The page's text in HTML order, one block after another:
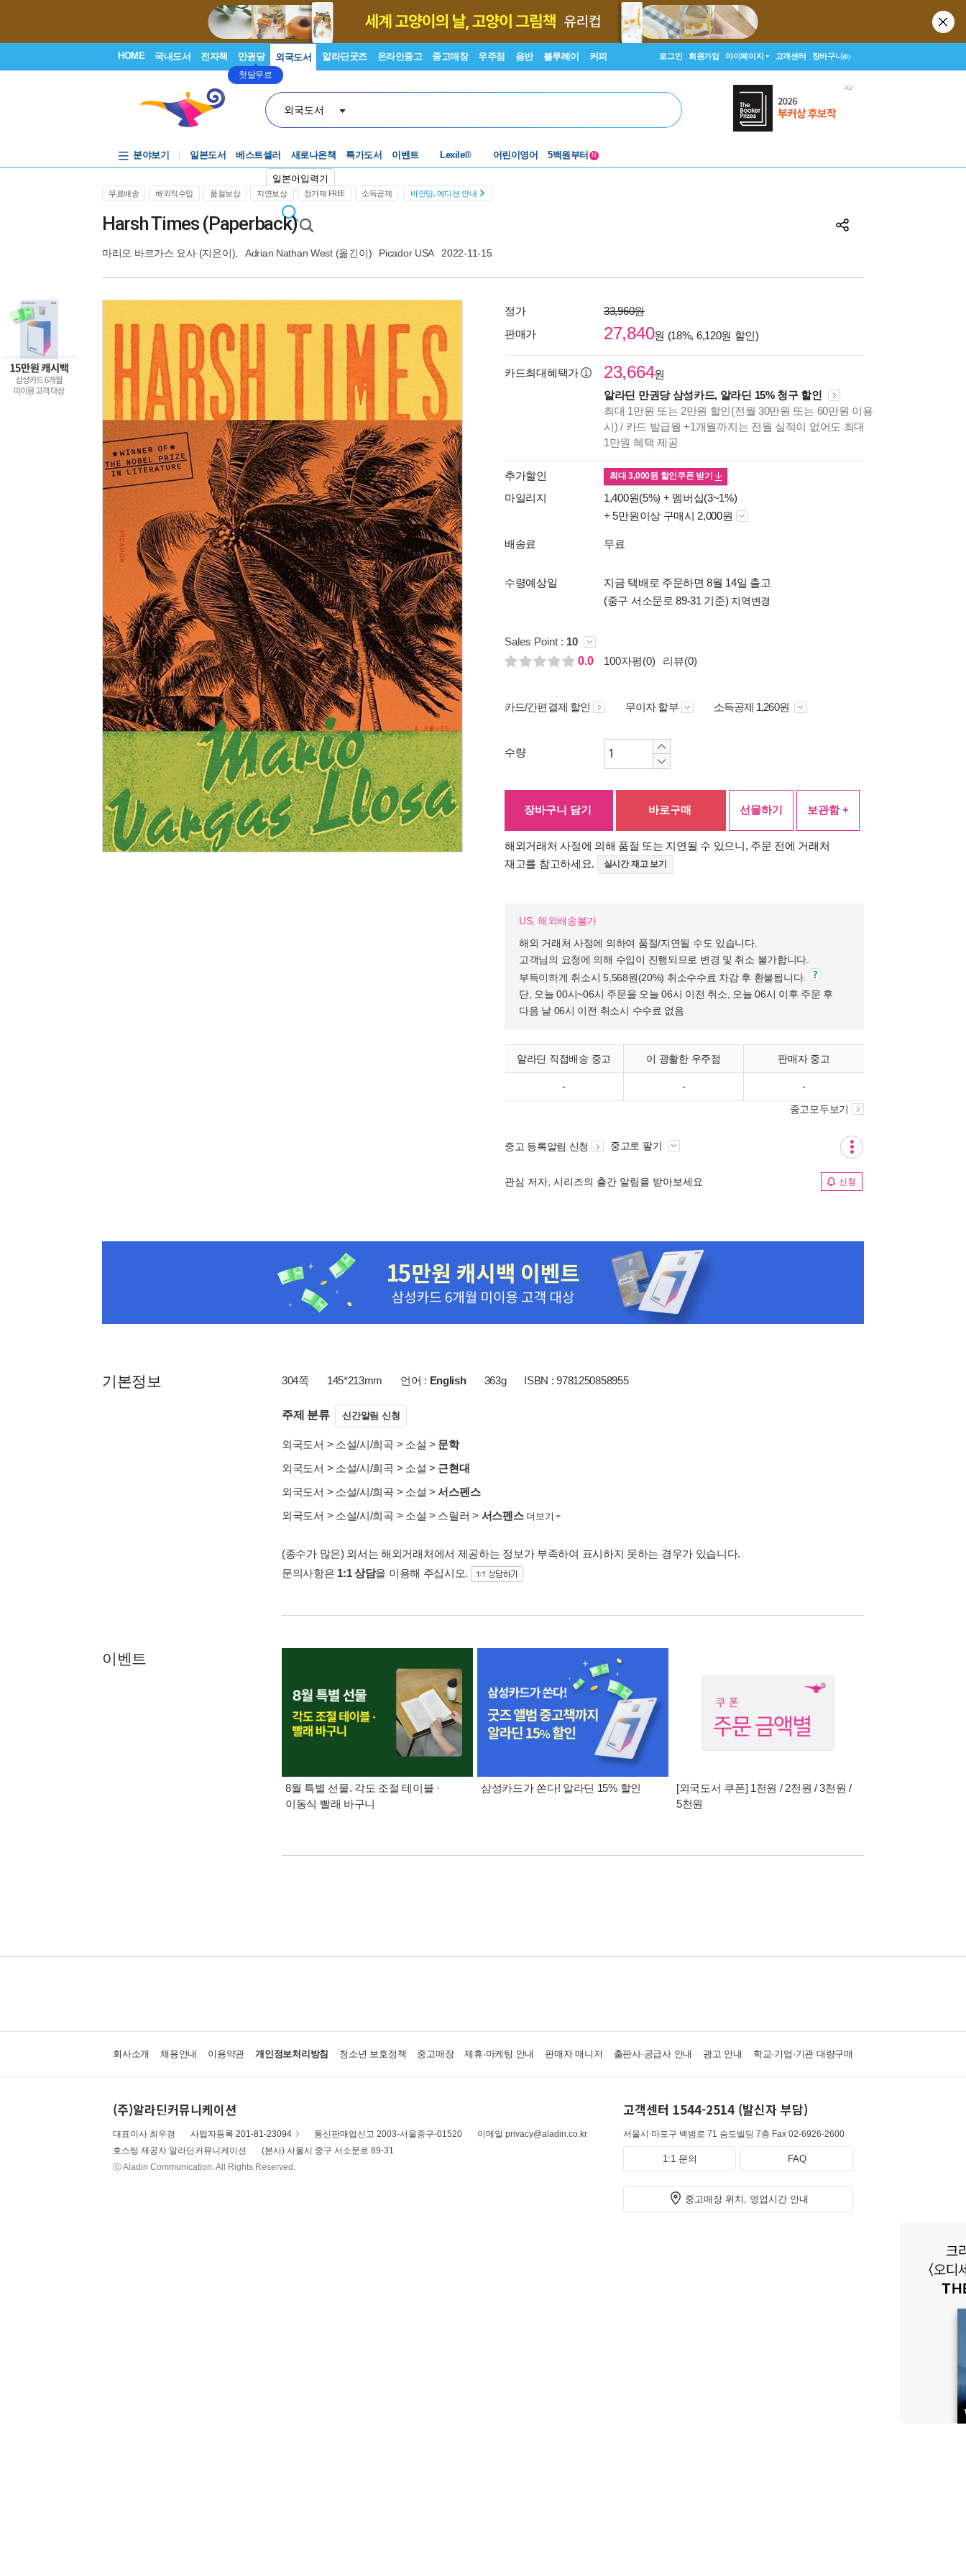
HOME 국내도서 전자책 만권당
첫달무료
외국도서 알라딘굿즈 온라인중고 중고매장 우주점 음반 블루레이 커피 로그인 회원가입 마이페이지 고객센터 장바구니(0)
외국도서
일본어입력기
분야보기 일본도서 베스트셀러 새로나온책 특가도서 이벤트
Lexile®
어린이영어
5백원부터
N
무료배송 해외직수입 품절보상 지연보상 정가제 FREE 소득공제 바인딩, 에디션 안내
Harsh Times (Paperback)
마리오 바르가스 요사(지은이), Adrian Nathan West(옮긴이) Picador USA 2022-11-15
정가
33,960원
판매가
27,840원 (18%, 6,120원 할인)
카드최대혜택가 23,664원
알라딘 만권당 삼성카드, 알라딘 15% 청구 할인
최대 1만원 또는 2만원 할인(전월 30만원 또는 60만원 이용
시) / 카드 발급월 +1개월까지는 전월 실적이 없어도 최대
1만원 혜택 제공
추가할인 최대3,000원 할인쿠폰 받기
마일리지 1,400원(5%) + 멤버십(3~1%)
+ 5만원이상 구매시 2,000원
배송료 무료
수령예상일
지금 택배로 주문하면 8월 14일 출고
(중구 서소문로 89-31 기준) 지역변경
Sales Point : 10
0.0
100자평(0) 리뷰(0)
카드/간편결제 할인 무이자 할부 소득공제 1,260원
수량
장바구니 담기 바로구매 선물하기 보관함 +
해외거래처 사정에 의해 품절 또는 지연될 수 있으니, 주문 전에 거래처
재고를 참고하세요.
실시간 재고 보기
US, 해외배송불가
해외 거래처 사정에 의하여 품절/지연될 수도 있습니다.
고객님의 요청에 의해 수입이 진행되므로 변경 및 취소 불가합니다.
부득이하게 취소시 5,568원(20%) 취소수수료 차감 후 환불됩니다.
단, 오늘 00시~06시 주문을 오늘 06시 이전 취소, 오늘 06시 이후 주문 후
다음 날 06시 이전 취소시 수수료 없음
알라딘 직접배송 중고 이 광활한 우주점 판매자 중고
- - -
중고모두보기
중고 등록알림 신청 중고로 팔기
관심 저자, 시리즈의 출간 알림을 받아보세요 신청
기본정보 304쪽 145*213mm 언어 : English 363g ISBN : 9781250858955
주제 분류 신간알림 신청
외국도서 > 소설/시/희곡 > 소설 > 문학
외국도서 > 소설/시/희곡 > 소설 > 근현대
외국도서 > 소설/시/희곡 > 소설 >서스펜스
외국도서 > 소설/시/희곡 > 소설 > 스릴러 > 서스펜스 더보기
(종수가 많은) 외서는 해외거래처에서 제공하는 정보가 부족하여 표시하지 못하는 경우가 있습니다.
문의사항은 1:1 상담을 이용해 주십시오.
이벤트
8월 특별 선물. 각도 조절 테이블 ·
이동식 빨래 바구니
삼성카드가 쏜다! 알라딘 15% 할인
[외국도서 쿠폰] 1천원 / 2천원 / 3천원 /
5천원
회사소개 채용안내 이용약관 개인정보처리방침 청소년 보호정책 중고매장 제휴·마케팅 안내 판매자 매니저 출판사·공급사 안내 광고 안내 학교·기업·기관 대량구매
(주)알라딘커뮤니케이션
대표이사 최우경 사업자등록 201-81-23094 통신판매업신고 2003-서울중구-01520
이메일 privacy@aladin.co.kr
호스팅 제공자 알라딘커뮤니케이션
(본사) 서울시 중구 서소문로 89-31
ⓒ Aladin Communication. All Rights Reserved.
고객센터 1544-2514 (발신자 부담)
서울시 마포구 백범로 71 숨도빌딩 7층 Fax 02-6926-2600
1:1 문의 FAQ
중고매장 위치, 영업시간 안내